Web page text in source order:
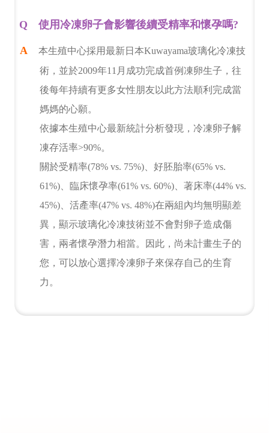
使用冷凍卵子會影響後續受精率和懷孕嗎?
本生殖中心採用最新日本Kuwayama玻璃化冷凍技
術，並於2009年11月成功完成首例凍卵生子，往
後每年持續有更多女性朋友以此方法順利完成當
媽媽的心願。
依據本生殖中心最新統計分析發現，冷凍卵子解
凍存活率>90%。
關於受精率(78% vs. 75%)、好胚胎率(65% vs.
61%)、臨床懷孕率(61% vs. 60%)、著床率(44% vs.
45%)、活產率(47% vs. 48%)在兩組內均無明顯差
異，顯示玻璃化冷凍技術並不會對卵子造成傷
害，兩者懷孕潛力相當。因此，尚未計畫生子的
您，可以放心選擇冷凍卵子來保存自己的生育
力。